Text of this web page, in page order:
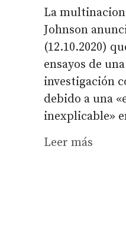
La
Johnson
(12.10.2020)
ensayos de
investigación
debido a una
inexplicable»
Leer más